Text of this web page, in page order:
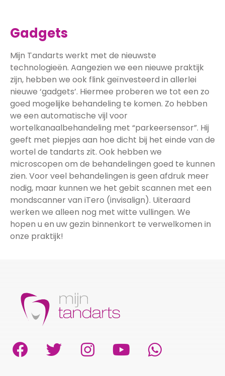
Gadgets
Mijn Tandarts werkt met de nieuwste
technologieën. Aangezien we een nieuwe praktijk
zijn, hebben we ook flink geïnvesteerd in allerlei
nieuwe ‘gadgets’. Hiermee proberen we tot een zo
goed mogelijke behandeling te komen. Zo hebben
we een automatische vijl voor
wortelkanaalbehandeling met “parkeersensor”. Hij
geeft met piepjes aan hoe dicht bij het einde van de
wortel de tandarts zit. Ook hebben we
microscopen om de behandelingen goed te kunnen
zien. Voor veel behandelingen is geen afdruk meer
nodig, maar kunnen we het gebit scannen met een
mondscanner van iTero (invisalign). Uiteraard
werken we alleen nog met witte vullingen. We
hopen u en uw gezin binnenkort te verwelkomen in
onze praktijk!